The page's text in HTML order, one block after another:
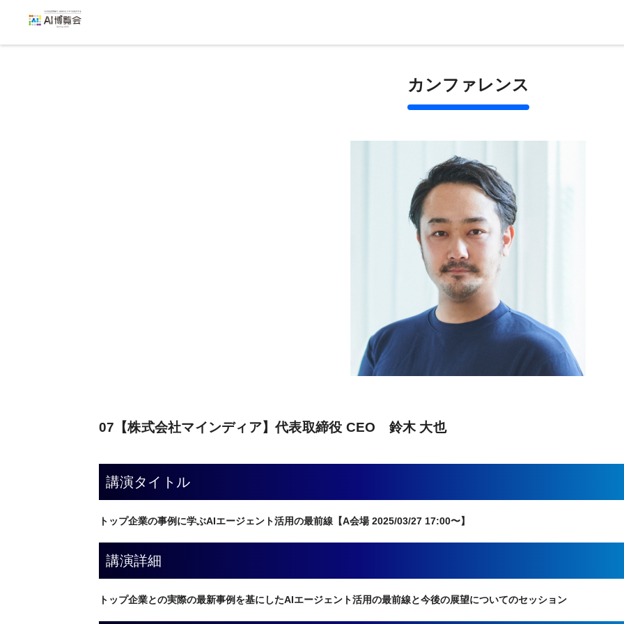
カンファレンス
07【株式会社マインディア】代表取締役 CEO 鈴木 大也
講演タイトル
トップ企業の事例に学ぶAIエージェント活用の最前線【A会場 2025/03/27 17:00〜】
講演詳細
トップ企業との実際の最新事例を基にしたAIエージェント活用の最前線と今後の展望についてのセッション